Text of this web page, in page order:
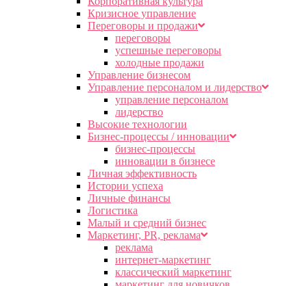
Кризисное управление
Переговоры и продажи
переговоры
успешные переговоры
холодные продажи
Управление бизнесом
Управление персоналом и лидерство
управление персоналом
лидерство
Высокие технологии
Бизнес-процессы / инновации
бизнес-процессы
инновации в бизнесе
Личная эффективность
Истории успеха
Личные финансы
Логистика
Малый и средний бизнес
Маркетинг, PR, реклама
реклама
интернет-маркетинг
классический маркетинг